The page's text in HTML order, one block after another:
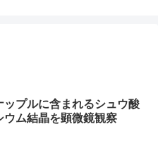
ップルに含まれるシュウ酸
ウム結晶を顕微鏡観察